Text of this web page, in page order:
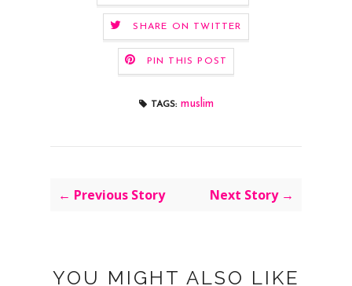
SHARE ON TWITTER
PIN THIS POST
TAGS: muslim
← Previous Story Next Story →
YOU MIGHT ALSO LIKE